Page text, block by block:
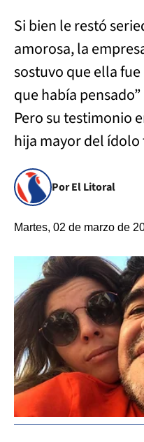
Si bien le restó
amorosa, la
sostuvo que ella
que había
Pero su testimonio
hija mayor del
Por El Litoral
Martes, 02 de marzo de